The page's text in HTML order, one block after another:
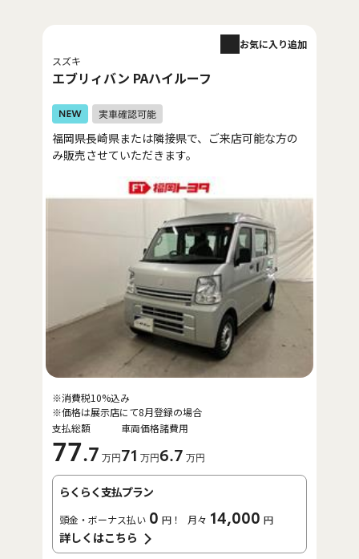
スズキ
エブリィバン PAハイルーフ
お気に入り追加
福岡県長崎県または隣接県で、ご来店可能な方の
み販売させていただきます。
支払総額
77.7 万円
車両価格
71 万円
諸費用
6.7 万円
※消費税10%込み
※価格は展示店にて8月登録の場合
らくらく支払プラン
頭金・ボーナス払い 0 円！ 月々 14,000 円
詳しくはこちら